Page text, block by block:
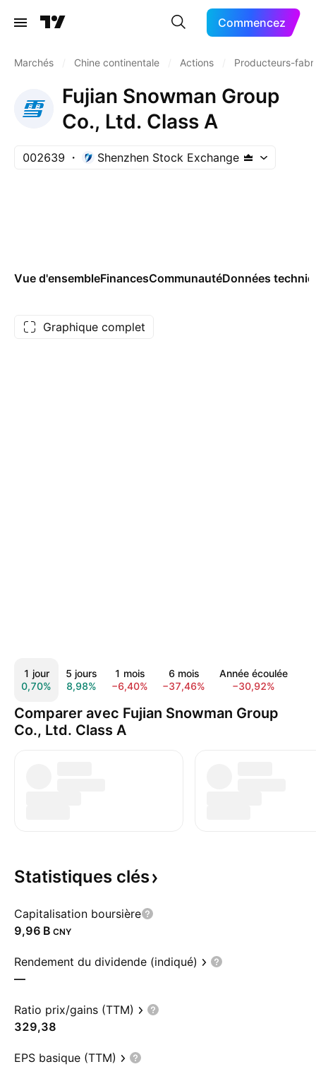
Commencez
Marchés Chine continentale Actions Producteurs-
Fujian Snowman Group
Co., Ltd. Class A
002639 Shenzhen Stock Exchange
Vue d'ensembleFinancesCommunautéDonnées
Graphique complet
1 jour
0,70%
5 jours
8,98%
1 mois
−6,40%
6 mois
−37,46%
Année écoulée
−30,92%
Comparer avec Fujian Snowman Group
Co., Ltd. Class A
Statistiques clés
Capitalisation boursière
‪9,96 B‬ CNY
Rendement du dividende (indiqué)
—
Ratio prix/gains (TTM)
329,38
EPS basique (TTM)